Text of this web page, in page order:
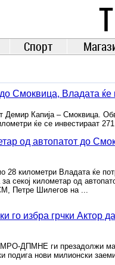
Спорт
Смоквица, Владата
Капија – Смоквица.
ќе се инвестираат
од автопатот до
28 километри Владата ќе
секој километар од
Петре Шилегов на ...
избра грчки Актор
ДПМНЕ ги презадолжи
подига нови милионски